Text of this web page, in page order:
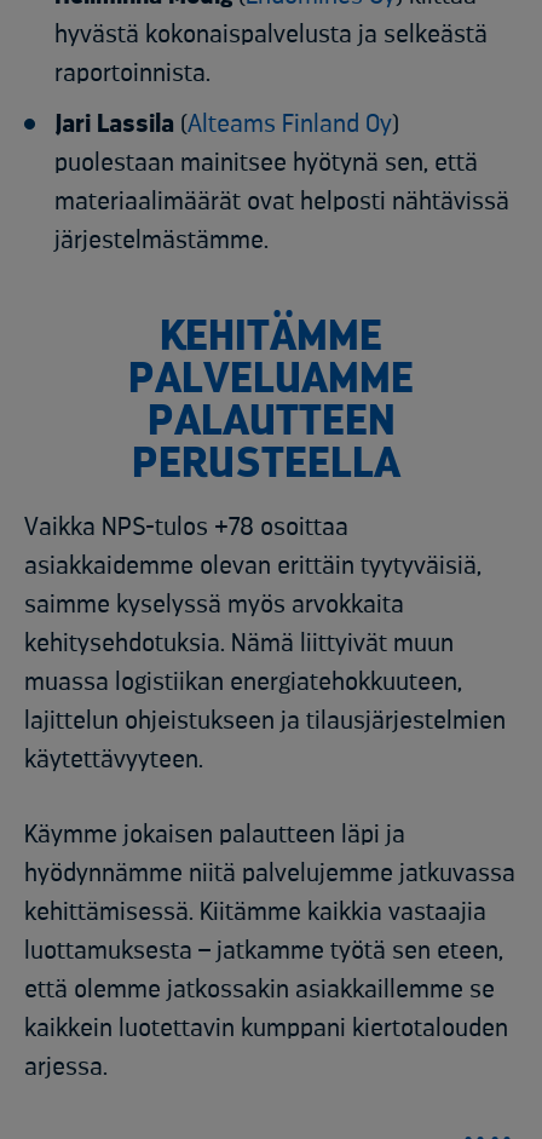
hyvästä kokonaispalvelusta ja selkeästä
raportoinnista.
Jari Lassila (Alteams Finland Oy)
puolestaan mainitsee hyötynä sen, että
materiaalimäärät ovat helposti nähtävissä
järjestelmästämme.
KEHITÄMME
PALVELUAMME
PALAUTTEEN
PERUSTEELLA
Vaikka NPS-tulos +78 osoittaa
asiakkaidemme olevan erittäin tyytyväisiä,
saimme kyselyssä myös arvokkaita
kehitysehdotuksia. Nämä liittyivät muun
muassa logistiikan energiatehokkuuteen,
lajittelun ohjeistukseen ja tilausjärjestelmien
käytettävyyteen.
Käymme jokaisen palautteen läpi ja
hyödynnämme niitä palvelujemme jatkuvassa
kehittämisessä. Kiitämme kaikkia vastaajia
luottamuksesta – jatkamme työtä sen eteen,
että olemme jatkossakin asiakkaillemme se
kaikkein luotettavin kumppani kiertotalouden
arjessa.